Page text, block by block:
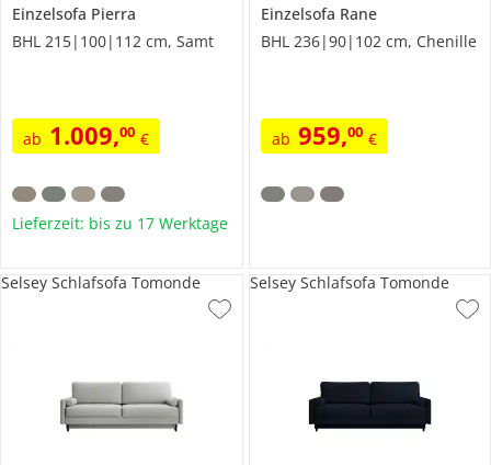
Einzelsofa Pierra
BHL 215|100|112 cm, Samt
ab 1.009,00 €
Lieferzeit: bis zu 17 Werktage
Einzelsofa Rane
BHL 236|90|102 cm, Chenille
ab 959,00 €
Selsey Schlafsofa Tomonde Selsey Schlafsofa Tomonde